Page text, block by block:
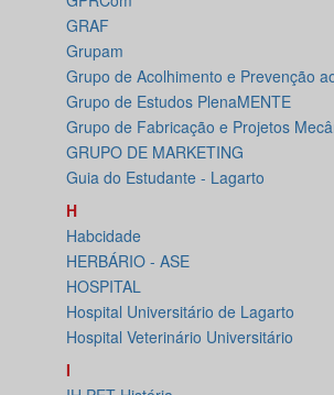
GRAF
Grupam
Grupo de Acolhimento e Prevenção
Grupo de Estudos PlenaMENTE
Grupo de Fabricação e Projetos
GRUPO DE MARKETING
Guia do Estudante - Lagarto
H
Habcidade
HERBÁRIO - ASE
HOSPITAL
Hospital Universitário de Lagarto
Hospital Veterinário Universitário
I